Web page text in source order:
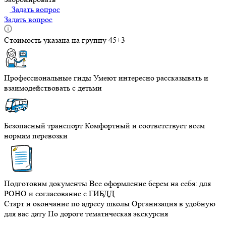
Задать вопрос
Задать вопрос
Стоимость указана на группу 45+3
Профессиональные гиды Умеют интересно рассказывать и
взаимодействовать с детьми
Безопасный транспорт Комфортный и соответствует всем
нормам перевозки
Подготовим документы Все оформление берем на себя: для
РОНО и согласование с ГИБДД
Старт и окончание по адресу школы Организация в удобную
для вас дату По дороге тематическая экскурсия